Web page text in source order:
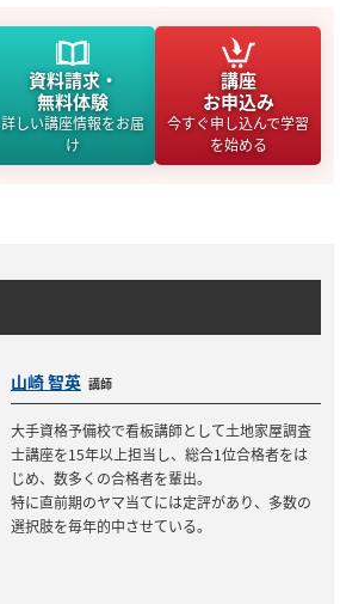
資料請求・
無料体験
詳しい講座情報をお届
け
講座
お申込み
今すぐ申し込んで学習
を始める
山崎 智英 講師
大手資格予備校で看板講師として土地家屋調査
士講座を15年以上担当し、総合1位合格者をは
じめ、数多くの合格者を輩出。
特に直前期のヤマ当てには定評があり、多数の
選択肢を毎年的中させている。